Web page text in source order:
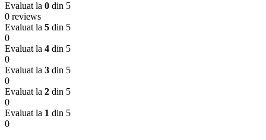
Evaluat la 0 din 5
0 reviews
Evaluat la 5 din 5
0
Evaluat la 4 din 5
0
Evaluat la 3 din 5
0
Evaluat la 2 din 5
0
Evaluat la 1 din 5
0